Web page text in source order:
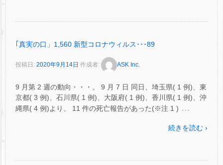
｢真実の口」1,560 新型コロナウィルス･･･89
投稿日: 2020年9月14日 作成者: ASK Inc.
9 月第 2 週の動向・・・。 9 月 7 日 同日、埼玉県( 1 例)、東
京都( 3 例)、石川県( 1 例)、大阪府( 1 例)、香川県( 1 例)、沖
縄県( 4 例)より、 11 件の死亡報告があった(※注 1 ) …
続きを読む ›